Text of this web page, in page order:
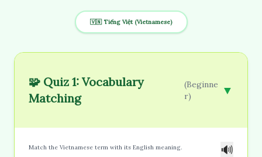
🇻🇳 Tiếng Việt (Vietnamese)
🧩 Quiz 1: Vocabulary
Matching
(Beginne
r)
▼
Match the Vietnamese term with its English meaning. 🔊